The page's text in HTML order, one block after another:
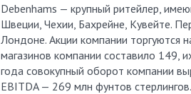
Debenhams — крупный ритейлер,
Швеции, Чехии, Бахрейне, Кувейте.
Лондоне. Акции компании торгуются
магазинов компании составило 149,
года совокупный оборот компании
EBITDA — 269 млн фунтов стерлингов.